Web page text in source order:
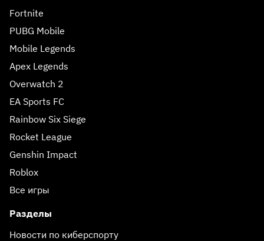
Fortnite
PUBG Mobile
Mobile Legends
Apex Legends
Overwatch 2
EA Sports FC
Rainbow Six Siege
Rocket League
Genshin Impact
Roblox
Все игры
Разделы
Новости по киберспорту